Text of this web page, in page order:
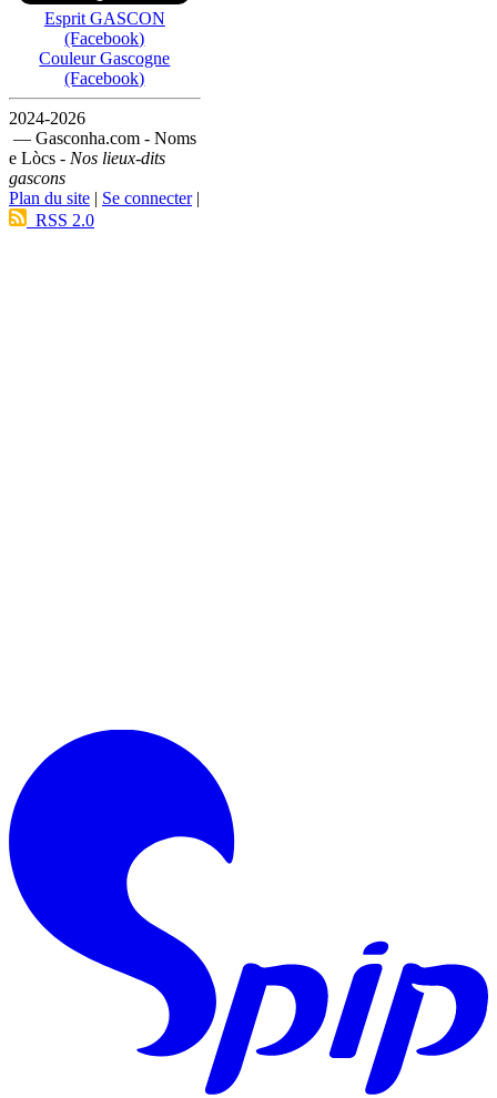
Esprit GASCON
(Facebook)
Couleur Gascogne
(Facebook)
2024-2026
— Gasconha.com - Noms
e Lòcs - Nos lieux-dits
gascons
Plan du site | Se connecter|
RSS 2.0